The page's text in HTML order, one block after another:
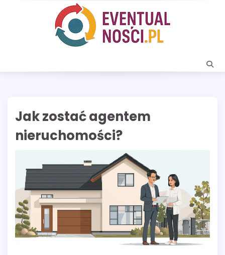
Jak zostać agentem
nieruchomości?